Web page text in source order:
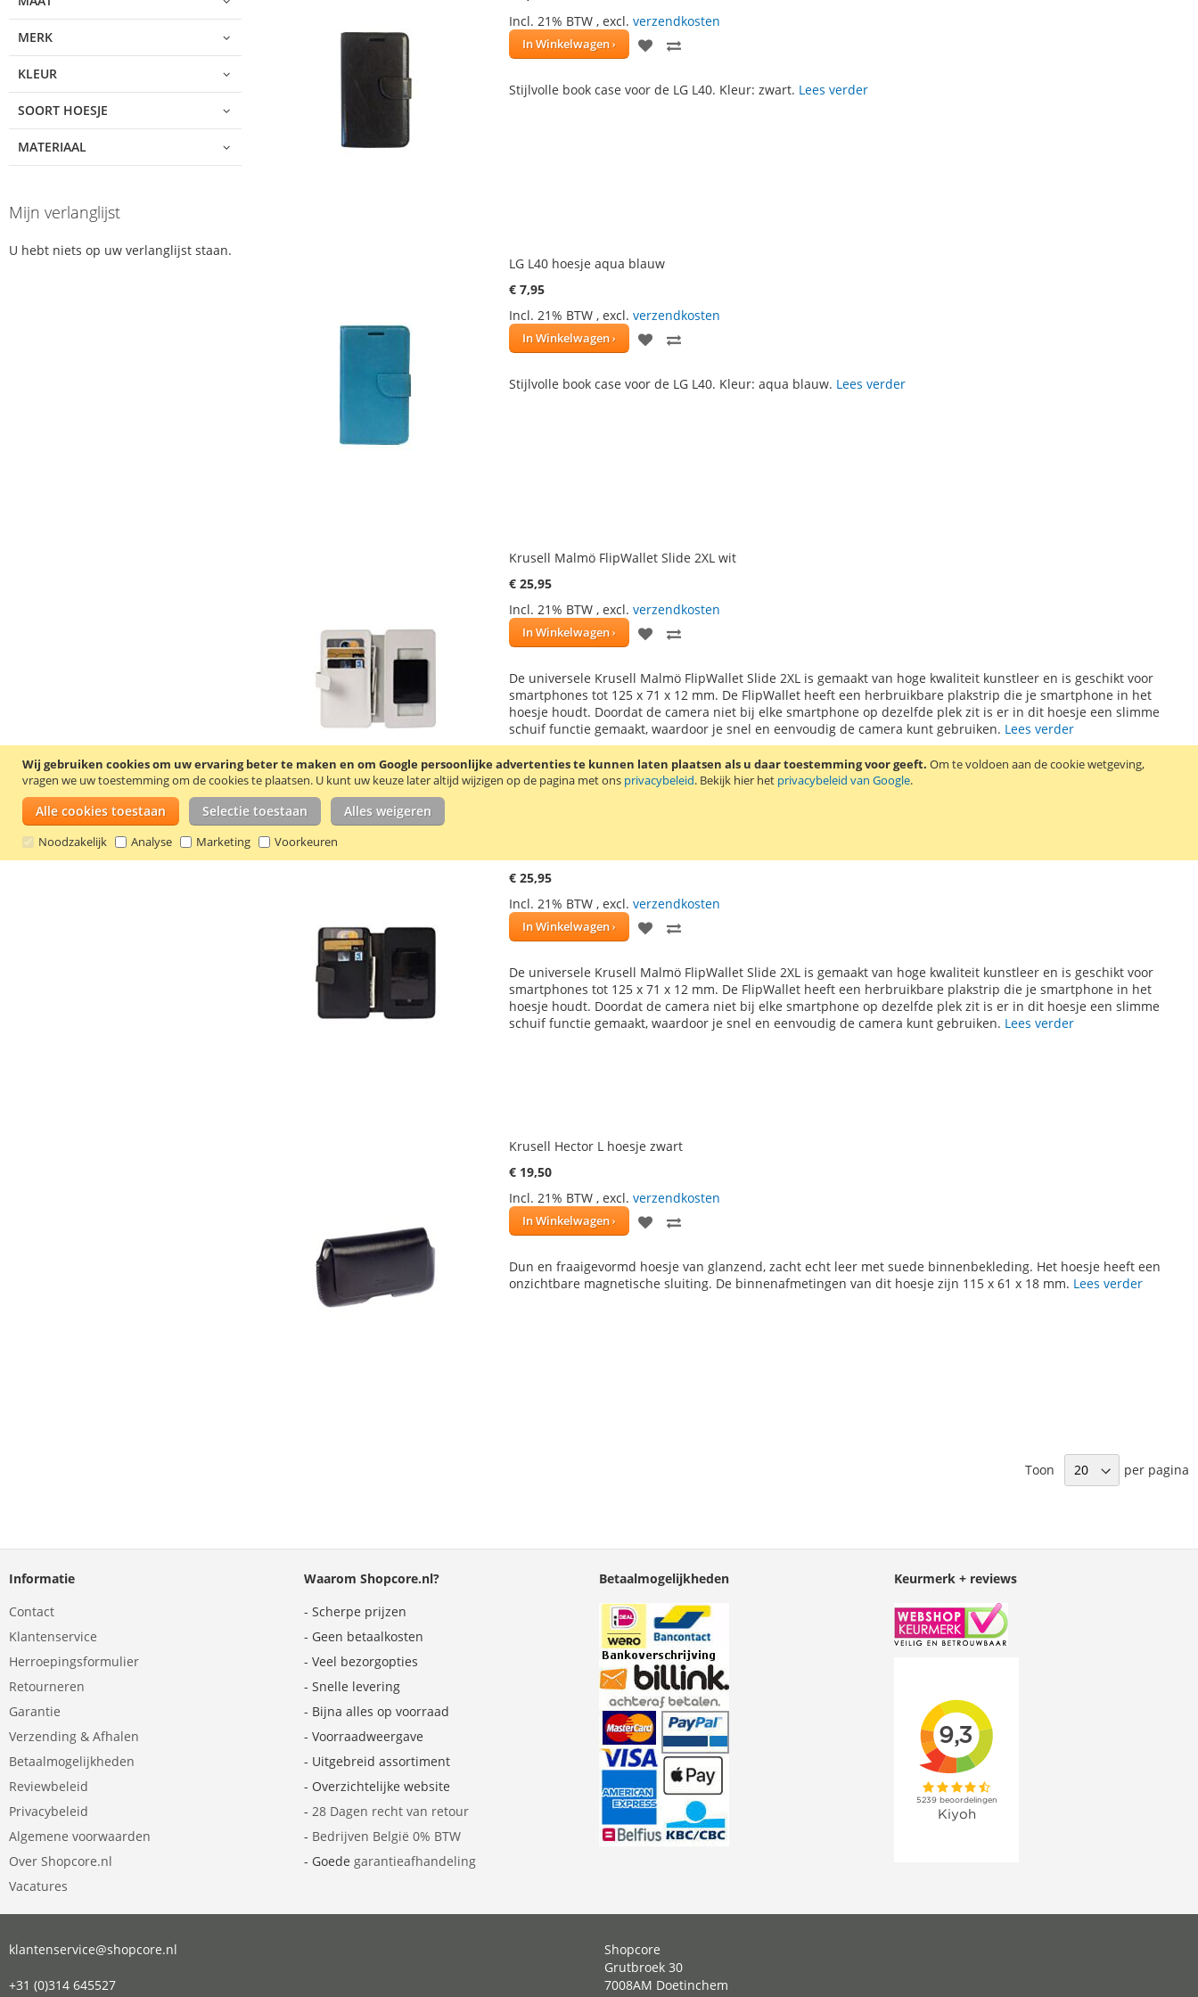
Wij gebruiken cookies om uw ervaring beter te maken en om Google persoonlijke advertenties te kunnen laten plaatsen als u daar toestemming voor geeft. Om te voldoen aan de cookie wetgeving,
vragen we uw toestemming om de cookies te plaatsen. U kunt uw keuze later altijd wijzigen op de pagina met ons privacybeleid. Bekijk hier het privacybeleid van Google.
Alle cookies toestaan Selectie toestaan Alles weigeren
Noodzakelijk Analyse Marketing Voorkeuren
MERK
KLEUR
SOORT HOESJE
MATERIAAL
Incl. 21% BTW , excl. verzendkosten
In Winkelwagen
VOEG
Stijlvolle book case voor de LG L40. Kleur: zwart. Lees verder
LG L40 hoesje aqua blauw
€ 7,95
Incl. 21% BTW , excl. verzendkosten
In Winkelwagen
VOEG
Stijlvolle book case voor de LG L40. Kleur: aqua blauw. Lees verder
Krusell Malmö FlipWallet Slide 2XL wit
€ 25,95
Incl. 21% BTW , excl. verzendkosten
In Winkelwagen
VOEG
AAN
VERLANGLIJST
TE
VERGELIJKEN
De universele Krusell Malmö FlipWallet Slide 2XL is gemaakt van hoge kwaliteit kunstleer en is geschikt voor
smartphones tot 125 x 71 x 12 mm. De FlipWallet heeft een herbruikbare plakstrip die je smartphone in het
hoesje houdt. Doordat de camera niet bij elke smartphone op dezelfde plek zit is er in dit hoesje een slimme
schuif functie gemaakt, waardoor je snel en eenvoudig de camera kunt gebruiken. Lees verder
€ 25,95
Incl. 21% BTW , excl. verzendkosten
In Winkelwagen
VOEG
AAN
VERLANGLIJST
TE
VERGELIJKEN
De universele Krusell Malmö FlipWallet Slide 2XL is gemaakt van hoge kwaliteit kunstleer en is geschikt voor
smartphones tot 125 x 71 x 12 mm. De FlipWallet heeft een herbruikbare plakstrip die je smartphone in het
hoesje houdt. Doordat de camera niet bij elke smartphone op dezelfde plek zit is er in dit hoesje een slimme
schuif functie gemaakt, waardoor je snel en eenvoudig de camera kunt gebruiken. Lees verder
Krusell Hector L hoesje zwart
€ 19,50
Incl. 21% BTW , excl. verzendkosten
In Winkelwagen
VOEG
AANTE
Dun en fraaigevormd hoesje van glanzend, zacht echt leer met suede binnenbekleding. Het hoesje heeft een
onzichtbare magnetische sluiting. De binnenafmetingen van dit hoesje zijn 115 x 61 x 18 mm. Lees verder
Toon per pagina
Mijn verlanglijst
U hebt niets op uw verlanglijst staan.
Informatie
Contact
Klantenservice
Herroepingsformulier
Retourneren
Garantie
Verzending & Afhalen
Betaalmogelijkheden
Reviewbeleid
Privacybeleid
Algemene voorwaarden
Over Shopcore.nl
Vacatures
Waarom Shopcore.nl?
- Scherpe prijzen
- Geen betaalkosten
- Veel bezorgopties
- Snelle levering
- Bijna alles op voorraad
- Voorraadweergave
- Uitgebreid assortiment
- Overzichtelijke website
- 28 Dagen recht van retour
- Bedrijven België 0% BTW
- Goede garantieafhandeling
Betaalmogelijkheden Keurmerk + reviews
klantenservice@shopcore.nl
+31 (0)314 645527
Shopcore
Grutbroek 30
7008AM Doetinchem